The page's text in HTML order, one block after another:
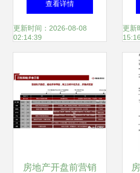
苏与策局变革 ——
角的系统解读
查看详情
更新时间：2026-08-08
02:14:39
更新
房地产开盘前营销